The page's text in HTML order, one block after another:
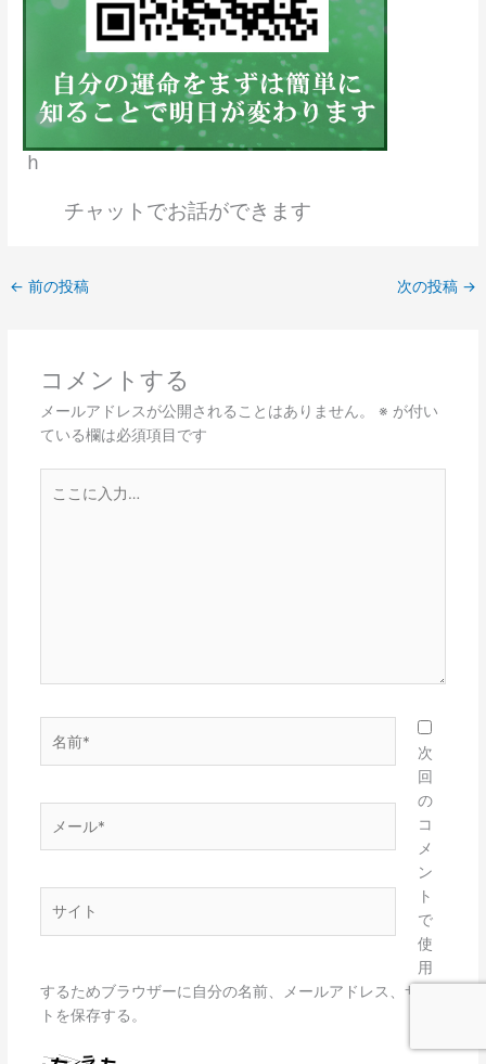
ｈ
チャットでお話ができます
← 前の投稿 次の投稿 →
コメントする
メールアドレスが公開されることはありません。 ※ が付い
ている欄は必須項目です
前
ー
*
次
回
の
コ
メ
ン
ト
で
使
用
するためブラウザーに自分の名前、メールアドレス、サイ
トを保存する。